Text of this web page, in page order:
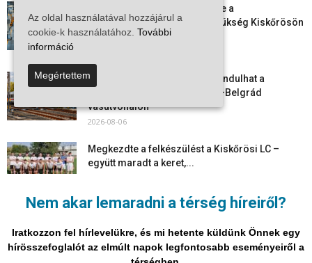
Nem akar lemaradni a térség híreiről?
Iratkozzon fel hírlevelükre, és mi hetente küldünk Önnek egy
hírösszefoglalót az elmúlt napok legfontosabb eseményeiről a
Aktuális állásajánlatok: ezekre a
munkavállalókra van most szükség Kiskőrösön
és a...
Vitézy Dávid: már ősszel újraindulhat a
személyszállítás a Budapest–Belgrád
vasútvonalon
2026-08-06
Megkezdte a felkészülést a Kiskőrösi LC –
együtt maradt a keret,...
szabadulni a kontinens a...
2026-08-05
Az oldal használatával hozzájárul a
cookie-k használatához. További
információ
Megértettem